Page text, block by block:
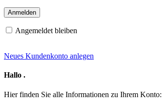
Angemeldet bleiben
Neues Kundenkonto anlegen
Hallo .
Hier finden Sie alle Informationen zu Ihrem Konto: